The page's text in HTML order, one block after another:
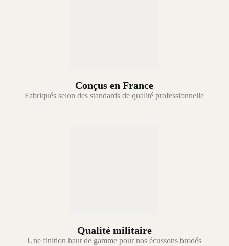
Conçus en France
Fabriqués selon des standards de qualité professionnelle
Qualité militaire
Une finition haut de gamme pour nos écussons brodés